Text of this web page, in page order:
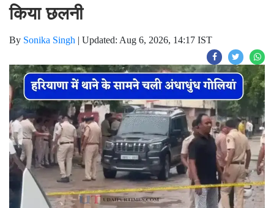
किया छलनी
By Sonika Singh | Updated: Aug 6, 2026, 14:17 IST